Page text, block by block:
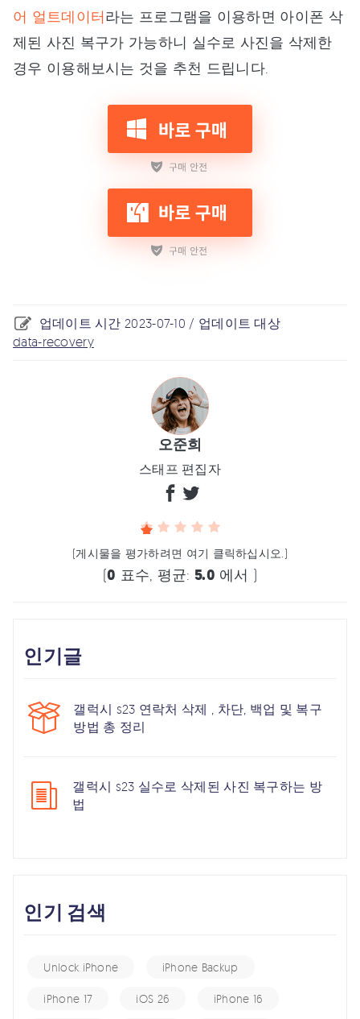
어 얼트데이터라는 프로그램을 이용하면 아이폰 삭
제된 사진 복구가 가능하니 실수로 사진을 삭제한
경우 이용해보시는 것을 추천 드립니다.
업데이트 시간 2023-07-10 / 업데이트 대상
data-recovery
오준희
스태프 편집자
(게시물을 평가하려면 여기 클릭하십시오.)
(0 표수, 평균: 5.0 에서 )
인기글
갤럭시 s23 연락처 삭제 , 차단, 백업 및 복구
방법 총 정리
갤럭시 s23 실수로 삭제된 사진 복구하는 방
법
인기 검색
Unlock iPhone iPhone Backup
iPhone 17 iOS 26 iPhone 16